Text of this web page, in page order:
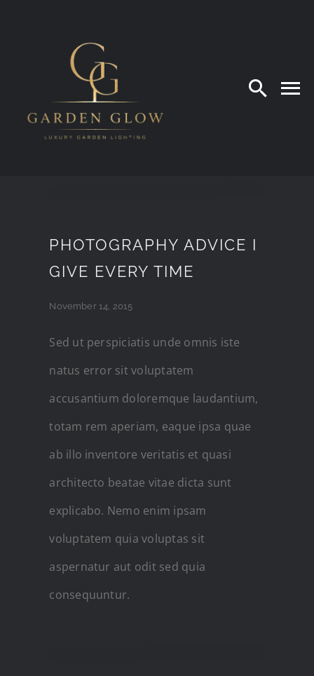
PHOTOGRAPHY ADVICE I
GIVE EVERY TIME
November 14, 2015
Sed ut perspiciatis unde omnis iste
natus error sit voluptatem
accusantium doloremque laudantium,
totam rem aperiam, eaque ipsa quae
ab illo inventore veritatis et quasi
architecto beatae vitae dicta sunt
explicabo. Nemo enim ipsam
voluptatem quia voluptas sit
aspernatur aut odit sed quia
consequuntur.